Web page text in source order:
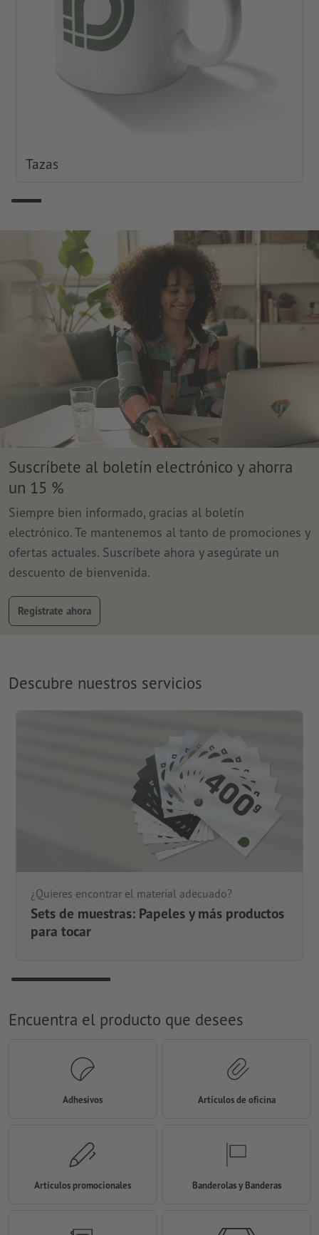
Tazas
Suscríbete al boletín electrónico y ahorra
un 15 %
Siempre bien informado, gracias al boletín
electrónico. Te mantenemos al tanto de promociones y
ofertas actuales. Suscríbete ahora y asegúrate un
descuento de bienvenida.
Regístrate ahora
Descubre nuestros servicios
¿Quieres encontrar el material adecuado?
Sets de muestras: Papeles y más productos
para tocar
Encuentra el producto que desees
Adhesivos Artículos de oficina
Artículos promocionales Banderolas y Banderas